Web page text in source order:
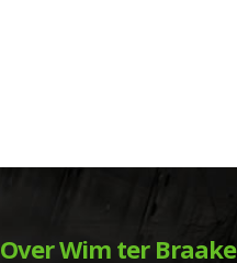
Over Wim ter Braake